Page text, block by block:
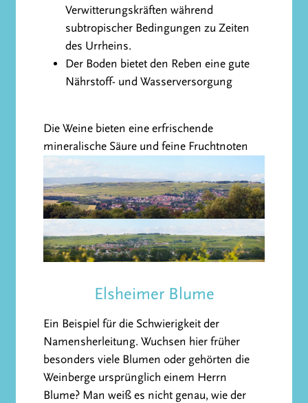
Verwitterungskräften während
subtropischer Bedingungen zu Zeiten
des Urrheins.
Der Boden bietet den Reben eine gute
Nährstoff- und Wasserversorgung
Die Weine bieten eine erfrischende
mineralische Säure und feine Fruchtnoten
Elsheimer Blume
Ein Beispiel für die Schwierigkeit der
Namensherleitung. Wuchsen hier früher
besonders viele Blumen oder gehörten die
Weinberge ursprünglich einem Herrn
Blume? Man weiß es nicht genau, wie der